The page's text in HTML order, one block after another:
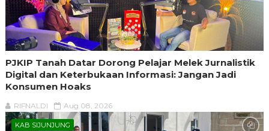
PJKIP Tanah Datar Dorong Pelajar Melek Jurnalistik
Digital dan Keterbukaan Informasi: Jangan Jadi
Konsumen Hoaks
RIFNALDI Aug 08, 2026
KAB SIJUNJUNG